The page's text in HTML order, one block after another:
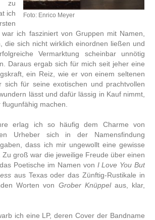
Foto: Enrico Meyer
zu
ich
ich fasziniert von Gruppen mit Namen,
die sich nicht wirklich einordnen ließen und
Vermarktung scheinbar unnötig
Daraus ergab sich für mich seit jeher eine
ein Reiz, wie er von einem seltenen
sich für seine exotischen und prachtvollen
lässt und dafür lässig in Kauf nimmt,
machen.
erlag ich so häufig dem Charme von
Urheber sich in der Namensfindung
dass ich mir ungewollt eine gewisse
Zu groß war die jeweilige Freude über einen
Poetische im Namen von I Love You But
aus Texas oder das Zünftig-Rustikale in
Worten von Grober Knüppelaus, klar,
ich eine LP, deren Cover der Bandname